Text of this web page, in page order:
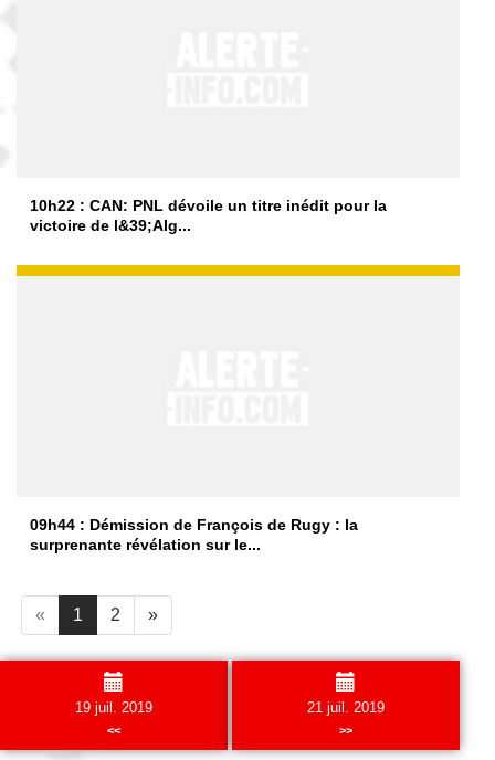
10h22 : CAN: PNL dévoile un titre inédit pour la
victoire de l&39;Alg...
09h44 : Démission de François de Rugy : la
surprenante révélation sur le...
« 1 2 »
19 juil. 2019
<<
21 juil. 2019
>>